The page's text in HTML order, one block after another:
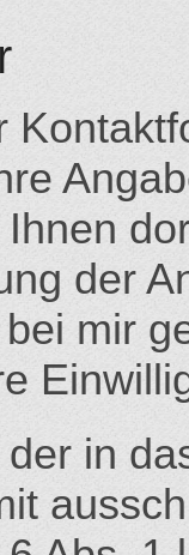
der
mir
in